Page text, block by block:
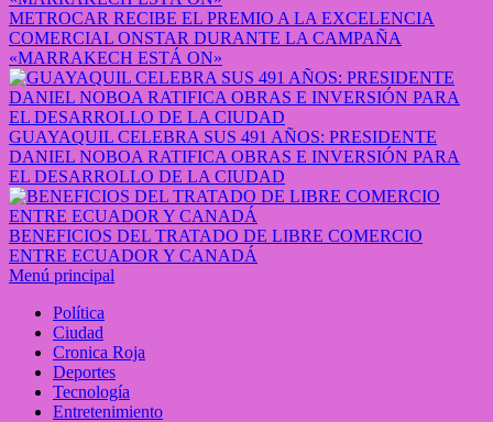
METROCAR RECIBE EL PREMIO A LA EXCELENCIA
COMERCIAL ONSTAR DURANTE LA CAMPAÑA
«MARRAKECH ESTÁ ON»
GUAYAQUIL CELEBRA SUS 491 AÑOS: PRESIDENTE
DANIEL NOBOA RATIFICA OBRAS E INVERSIÓN PARA
EL DESARROLLO DE LA CIUDAD
BENEFICIOS DEL TRATADO DE LIBRE COMERCIO
ENTRE ECUADOR Y CANADÁ
Menú principal
Política
Ciudad
Cronica Roja
Deportes
Tecnología
Entretenimiento